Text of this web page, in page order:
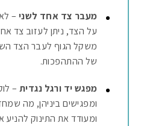
מעבר צד אחד לשני –
על הצד, ניתן לעזוב צד
משקל הגוף לעבר הצד
של ההתהפכות.
מפגש יד ורגל נגדית–
ומפגישים ביניהן, מה
ומעודד את התינוק להניע